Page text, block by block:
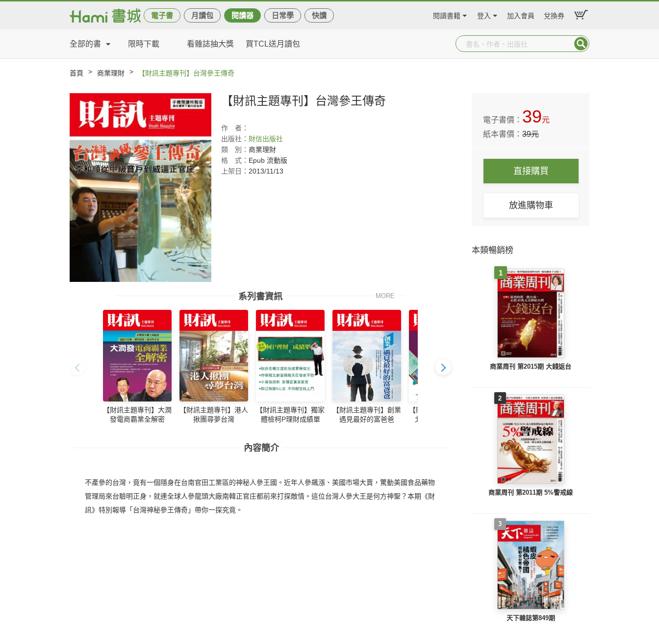
電子書 月讀包 閱讀器 日常學 快讀 閱讀書籍 登入 加入會員 兌換券
全部的書 限時下載 看雜誌抽大獎 買TCL送月讀包
首頁 > 商業理財 > 【財訊主題專刊】台灣參王傳奇
【財訊主題專刊】台灣參王傳奇
作
者：
出版社： 財信出版社
類
別： 商業理財
格
式： Epub 流動版
上架日： 2013/11/13
系列書資訊 MORE
【財訊主題專刊】大潤
發電商霸業全解密
【財訊主題專刊】港人
揪團尋夢台灣
【財訊主題專刊】獨家
體檢柯P理財成績單
【財訊主題專刊】創業
遇見最好的富爸爸
【財訊主題專刊】在台
北租屋 到海外買房
【財訊主題專刊】跟著
7位大師看懂羊年波動
【財訊主題專刊】唐吉
內容簡介
不產參的台灣，竟有一個隱身在台南官田工業區的神秘人參王國。近年人參飆漲、美國市場大賣，驚動美國食品藥物
管理局來台驗明正身，就連全球人參龍頭大廠南韓正官庄都前來打探敵情。這位台灣人參大王是何方神聖？本期《財
訊》特別報導「台灣神秘參王傳奇」帶你一探究竟。
電子書價： 39元
紙本書價：39元
直接購買
放進購物車
本類暢銷榜
1
商業周刊 第2015期 大錢返台
2
商業周刊 第2011期 5%警戒線
3
天下雜誌第849期